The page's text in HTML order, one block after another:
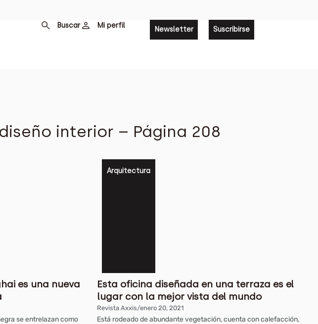
Buscar Mi perfil Newsletter Suscribirse
interior – Página 208
es una nueva
se entrelazan como
Arquitectura
Esta oficina diseñada en una terraza es el
lugar con la mejor vista del mundo
Revista Axxis/enero 20, 2021
Está rodeado de abundante vegetación, cuenta con calefacción,